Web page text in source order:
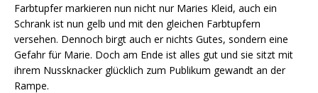
Farbtupfer markieren nun nicht nur Maries Kleid, auch ein
Schrank ist nun gelb und mit den gleichen Farbtupfern
versehen. Dennoch birgt auch er nichts Gutes, sondern eine
Gefahr für Marie. Doch am Ende ist alles gut und sie sitzt mit
ihrem Nussknacker glücklich zum Publikum gewandt an der
Rampe.